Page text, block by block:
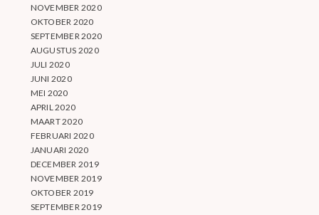
NOVEMBER 2020
OKTOBER 2020
SEPTEMBER 2020
AUGUSTUS 2020
JULI 2020
JUNI 2020
MEI 2020
APRIL 2020
MAART 2020
FEBRUARI 2020
JANUARI 2020
DECEMBER 2019
NOVEMBER 2019
OKTOBER 2019
SEPTEMBER 2019